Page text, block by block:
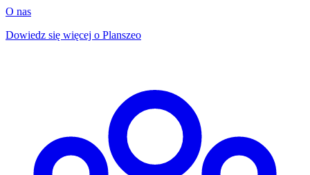
O nas
Dowiedz się więcej o Planszeo